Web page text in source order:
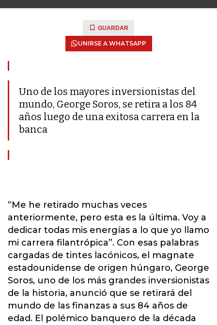
GUARDAR
UNIRSE A WHATSAPP
Uno de los mayores inversionistas del
mundo, George Soros, se retira a los 84
años luego de una exitosa carrera en la
banca
“Me he retirado muchas veces
anteriormente, pero esta es la última. Voy a
dedicar todas mis energías a lo que yo llamo
mi carrera filantrópica”. Con esas palabras
cargadas de tintes lacónicos, el magnate
estadounidense de origen húngaro, George
Soros, uno de los más grandes inversionistas
de la historia, anunció que se retirará del
mundo de las finanzas a sus 84 años de
edad. El polémico banquero de la década